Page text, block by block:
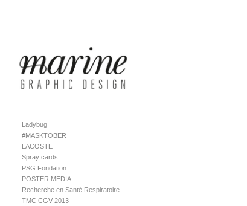
Ladybug
#MASKTOBER
LACOSTE
Spray cards
PSG Fondation
POSTER MEDIA
Recherche en Santé Respiratoire
TMC CGV 2013